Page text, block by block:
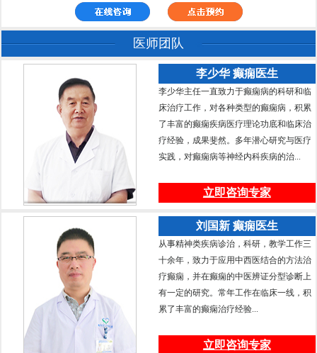
医师团队
李少华 癫痫医生
李少华主任一直致力于癫痫病的科研和临
床治疗工作，对各种类型的癫痫病，积累
了丰富的癫痫疾病医疗理论功底和临床治
疗经验，成果斐然。多年潜心研究与医疗
实践，对癫痫病等神经内科疾病的治...
立即咨询专家
刘国新 癫痫医生
从事精神类疾病诊治，科研，教学工作三
十余年，致力于应用中西医结合的方法治
疗癫痫，并在癫痫的中医辨证分型诊断上
有一定的研究。常年工作在临床一线，积
累了丰富的癫痫治疗经验...
立即咨询专家